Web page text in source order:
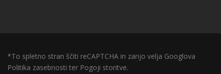
*To spletno stran ščiti reCAPTCHA in zanjo velja Googlova
Politika zasebnosti ter Pogoji storitve.